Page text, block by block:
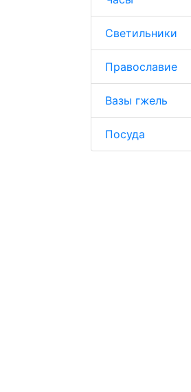
Светильники
Православие
Вазы гжель
Посуда